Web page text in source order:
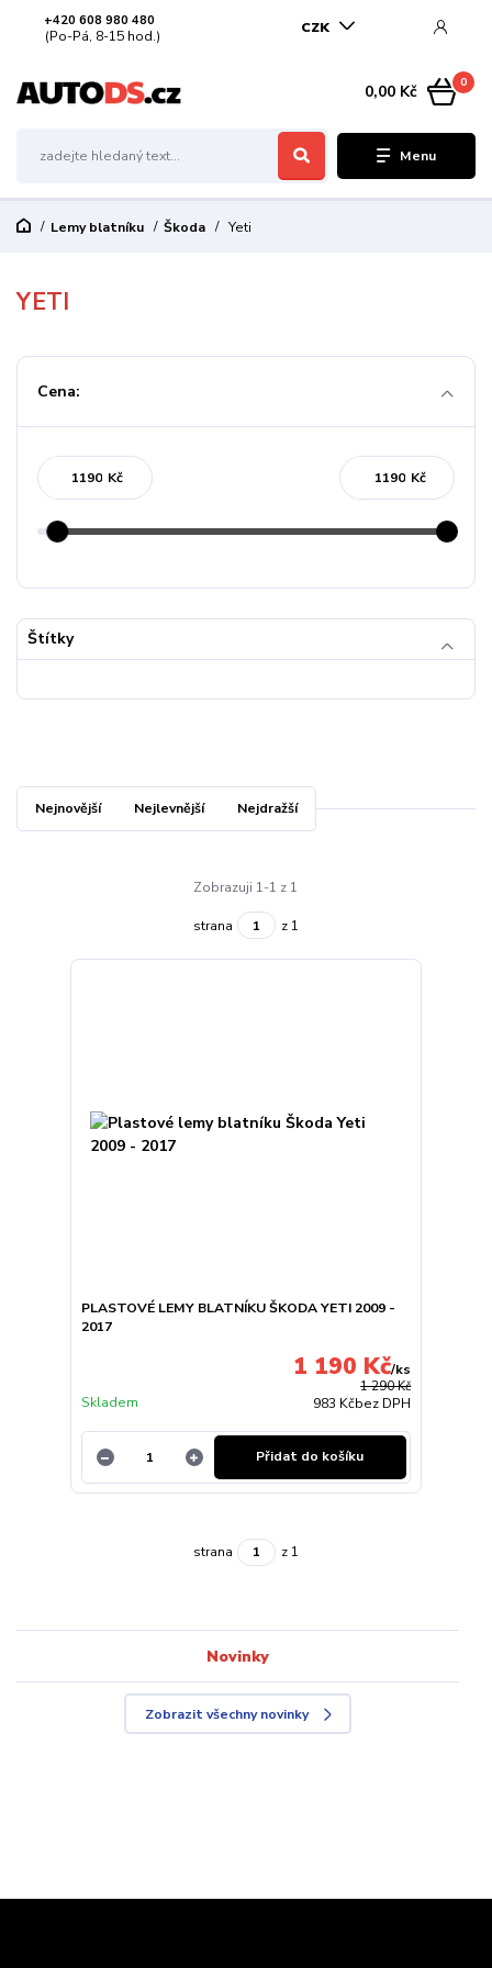
Menu
CZK
+420 608 980 480
(Po-Pá, 8-15 hod.)
0
0,00 Kč
Lemy blatníku Škoda Yeti
YETI
Cena:
Kč Kč
Štítky
Nejnovější Nejlevnější Nejdražší
Zobrazuji 1-1 z 1
strana z 1
PLASTOVÉ LEMY BLATNÍKU ŠKODA YETI 2009 -
2017
1 290 Kč
1 190 Kč/ks
983 Kčbez DPH
Skladem
Přidat do košíku
strana z 1
Novinky
Zobrazit všechny novinky